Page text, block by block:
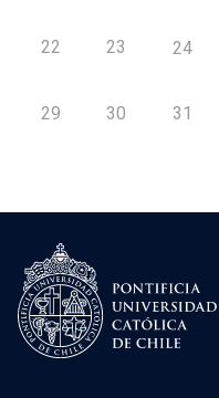
22 23 24
29 30 31